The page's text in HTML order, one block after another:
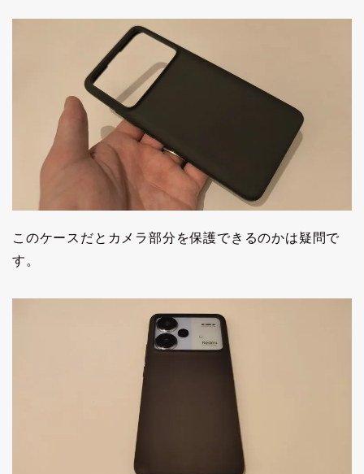
このケースだとカメラ部分を保護できるのかは疑問で
す。